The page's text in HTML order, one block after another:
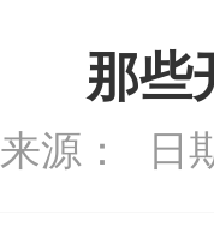
那些
来源： 日